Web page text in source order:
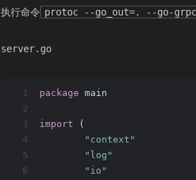
执行命令 protoc --go_out=. --go-
server.go
1
2
3
4
5
6
package main
import (
"context"
"log"
"io"